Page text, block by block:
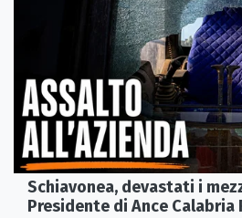
Schiavonea, devastati i
Presidente di Ance Calabria